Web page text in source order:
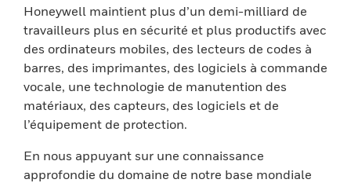
Honeywell maintient plus d’un demi-milliard de
travailleurs plus en sécurité et plus productifs avec
des ordinateurs mobiles, des lecteurs de codes à
barres, des imprimantes, des logiciels à commande
vocale, une technologie de manutention des
matériaux, des capteurs, des logiciels et de
l’équipement de protection.
En nous appuyant sur une connaissance
approfondie du domaine de notre base mondiale